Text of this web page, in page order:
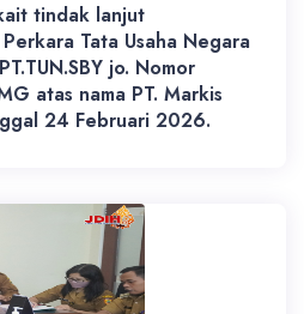
tindak lanjut
Tata Usaha Negara
jo. Nomor
atas nama PT. Markis
24 Februari 2026.